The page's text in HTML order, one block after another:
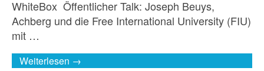
WhiteBox Öffentlicher Talk: Joseph Beuys,
Achberg und die Free International University (FIU)
mit …
Weiterlesen →